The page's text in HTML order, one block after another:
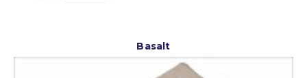
Basalt